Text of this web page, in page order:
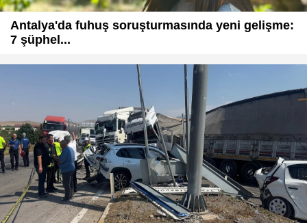
Antalya'da fuhuş soruşturmasında yeni gelişme:
7 şüphel...